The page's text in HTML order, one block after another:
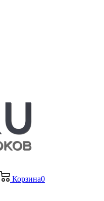
Корзина0